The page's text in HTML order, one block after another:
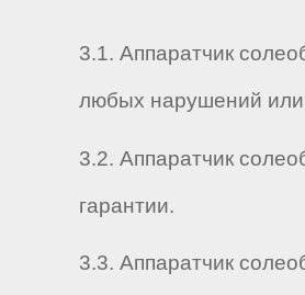
3.1. Аппаратчик
любых нарушений или
3.2. Аппаратчик
гарантии.
3.3. Аппаратчик